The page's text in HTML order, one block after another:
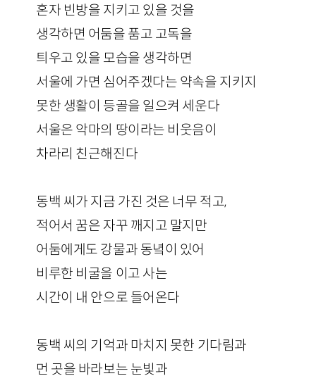
혼자 빈방을 지키고 있을 것을
생각하면 어둠을 품고 고독을
틔우고 있을 모습을 생각하면
서울에 가면 심어주겠다는 약속을 지키지
못한 생활이 등골을 일으켜 세운다
서울은 악마의 땅이라는 비웃음이
차라리 친근해진다
동백 씨가 지금 가진 것은 너무 적고,
적어서 꿈은 자꾸 깨지고 말지만
어둠에게도 강물과 동녘이 있어
비루한 비굴을 이고 사는
시간이 내 안으로 들어온다
동백 씨의 기억과 마치지 못한 기다림과
먼 곳을 바라보는 눈빛과